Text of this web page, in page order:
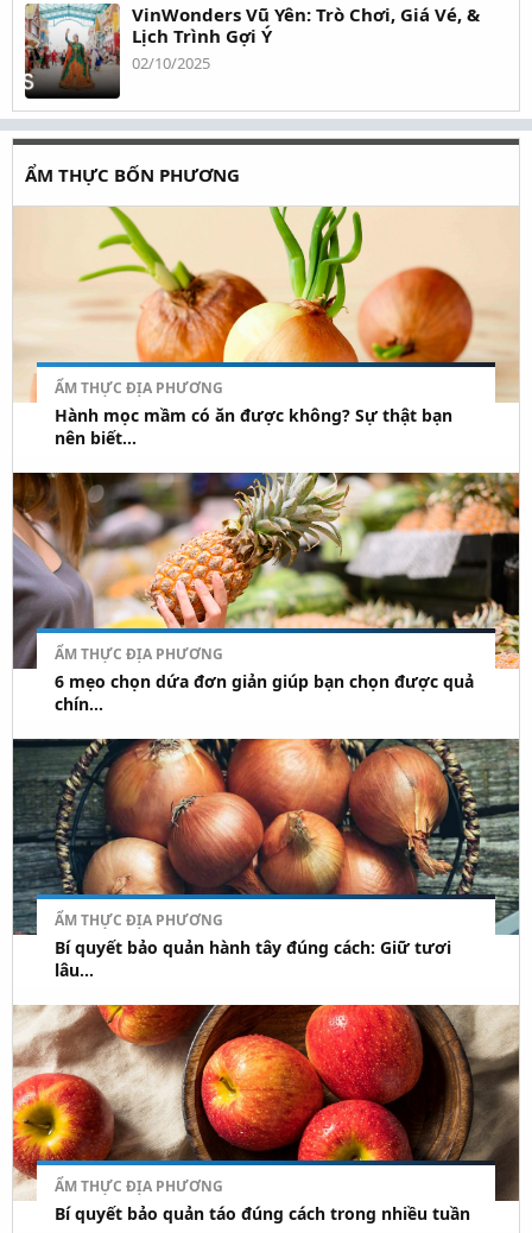
VinWonders Vũ Yên: Trò Chơi, Giá Vé, &
Lịch Trình Gợi Ý
02/10/2025
ẨM THỰC BỐN PHƯƠNG
ẨM THỰC ĐỊA PHƯƠNG
Hành mọc mầm có ăn được không? Sự thật bạn
nên biết...
ẨM THỰC ĐỊA PHƯƠNG
6 mẹo chọn dứa đơn giản giúp bạn chọn được quả
chín...
ẨM THỰC ĐỊA PHƯƠNG
Bí quyết bảo quản hành tây đúng cách: Giữ tươi
lâu...
ẨM THỰC ĐỊA PHƯƠNG
Bí quyết bảo quản táo đúng cách trong nhiều tuần